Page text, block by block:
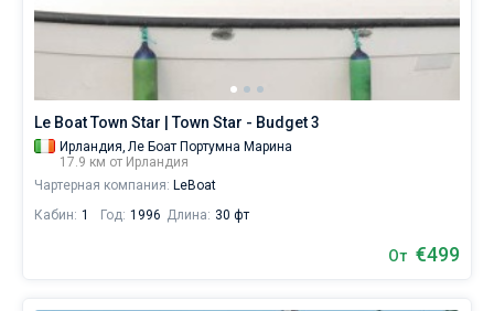
яхт
аренду
Ирландии
как
Le Boat Town Star | Town Star - Budget 3
Ирландия, Ле Боат Портумна Марина
17.9 км от Ирландия
Чартерная компания: LeBoat
Кабин: 1 Год: 1996 Длина: 30 фт
От €499
Без шкипера
Со шкипером
Показать(0)